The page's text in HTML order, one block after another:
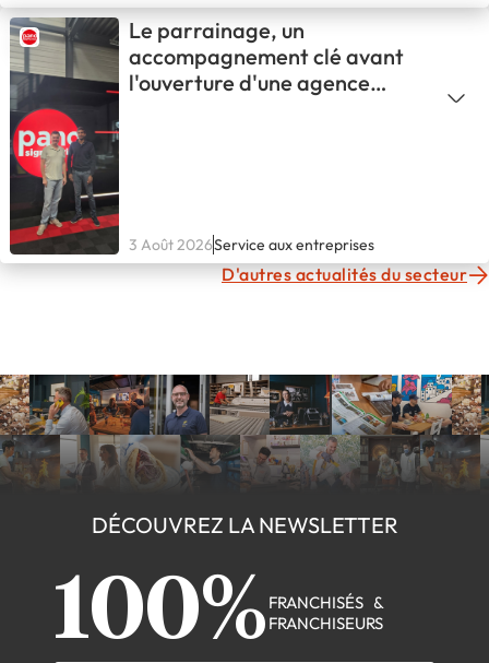
Le parrainage, un
accompagnement clé avant
l'ouverture d'une agence
3 Août 2026Service aux entreprises
D'autres actualités du secteur
DÉCOUVREZ LA NEWSLETTER
100% FRANCHISÉS &
FRANCHISEURS